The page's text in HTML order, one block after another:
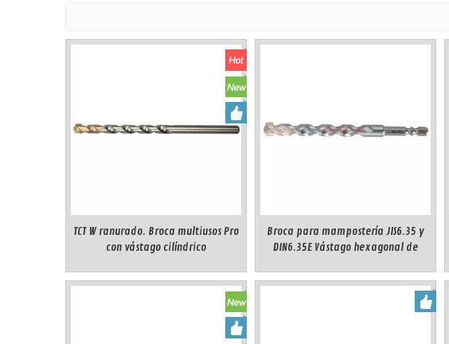
TCT W ranurado. Broca multiusos Pro
con vástago cilíndrico
Broca para mampostería JIS6.35 y
DIN6.35E Vástago hexagonal de